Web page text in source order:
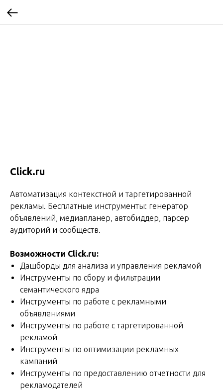
Click.ru
Автоматизация контекстной и таргетированной
рекламы. Бесплатные инструменты: генератор
объявлений, медиапланер, автобиддер, парсер
аудиторий и сообществ.
Возможности Click.ru:
Дашборды для анализа и управления рекламой
Инструменты по сбору и фильтрации
семантического ядра
Инструменты по работе с рекламными
объявлениями
Инструменты по работе с таргетированной
рекламой
Инструменты по оптимизации рекламных
кампаний
Инструменты по предоставлению отчетности для
рекламодателей